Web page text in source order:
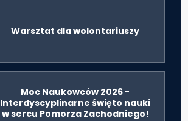
Warsztat dla wolontariuszy
Moc Naukowców 2026 -
Interdyscyplinarne święto nauki
w sercu Pomorza Zachodniego!